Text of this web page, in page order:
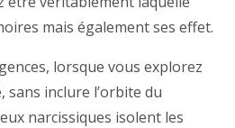
mais également ses effet.
lorsque vous explorez
inclure l’orbite du
narcissiques isolent les